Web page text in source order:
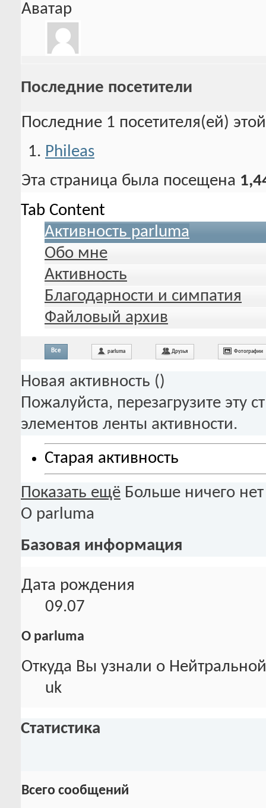
Аватар
Последние посетители
Последние 1 посетителя(ей)
Phileas
Эта страница была посещена
Tab Content
Активность parluma
Обо мне
Активность
Благодарности и симпатия
Файловый архив
Все parluma Друзья Фотографии
Новая активность ()
Пожалуйста, перезагрузите эту
элементов ленты активности.
Старая активность
Показать ещё Больше ничего нет
О parluma
Базовая информация
Дата рождения
09.07
О parluma
Откуда Вы узнали о
uk
Статистика
Всего сообщений